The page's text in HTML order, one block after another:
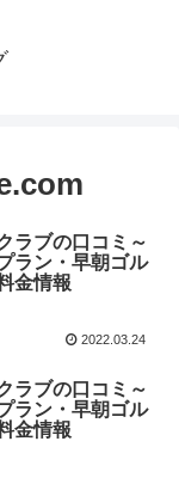
ラブの口コミ～
ラン・早朝ゴル
金情報
2022.03.24
ラブの口コミ～
ラン・早朝ゴル
金情報